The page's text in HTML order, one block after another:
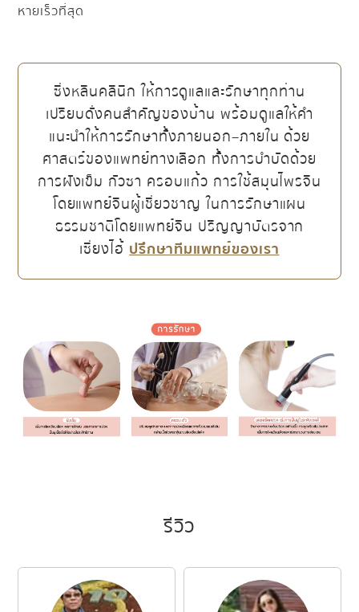
หายเร็วที่สุด
ซิ่งหลินคลินิก ให้การดูแลและรักษาทุกท่าน
เปรียบดั่งคนสำคัญของบ้าน พร้อมดูแลให้คำ
แนะนำให้การรักษาทั้งภายนอก–ภายใน ด้วย
ศาสตร์ของแพทย์ทางเลือก ทั้งการบำบัดด้วย
การฝังเข็ม กัวซา ครอบแก้ว การใช้สมุนไพรจีน
โดยแพทย์จีนผู้เชี่ยวชาญ ในการรักษาแผน
ธรรมชาติโดยแพทย์จีน ปริญญาบัตรจาก
เซี่ยงไฮ้ปรึกษาทีมแพทย์ของเรา
รีวิว